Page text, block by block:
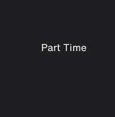
Part Time